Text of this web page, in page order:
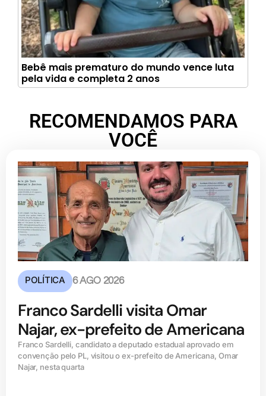
Bebê mais prematuro do mundo vence luta
pela vida e completa 2 anos
RECOMENDAMOS PARA
VOCÊ
POLÍTICA 6 AGO 2026
Franco Sardelli visita Omar
Najar, ex-prefeito de Americana
Franco Sardelli, candidato a deputado estadual aprovado em
convenção pelo PL, visitou o ex-prefeito de Americana, Omar
Najar, nesta quarta